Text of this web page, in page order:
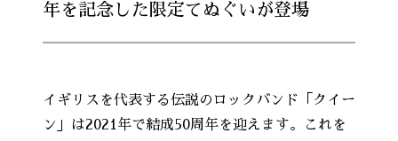
年を記念した限定てぬぐいが登場
イギリスを代表する伝説のロックバンド「クイー
ン」は2021年で結成50周年を迎えます。これを